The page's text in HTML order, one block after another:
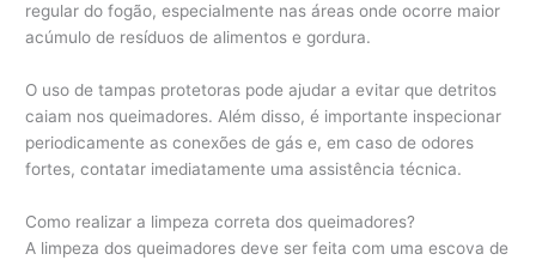
regular do fogão, especialmente nas áreas onde ocorre maior
acúmulo de resíduos de alimentos e gordura.
O uso de tampas protetoras pode ajudar a evitar que detritos
caiam nos queimadores. Além disso, é importante inspecionar
periodicamente as conexões de gás e, em caso de odores
fortes, contatar imediatamente uma assistência técnica.
Como realizar a limpeza correta dos queimadores?
A limpeza dos queimadores deve ser feita com uma escova de